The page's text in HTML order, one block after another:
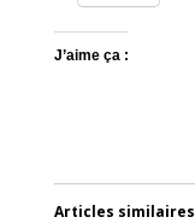
J’aime ça :
Articles similaires